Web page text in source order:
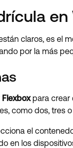
claros, es el
por la más
Flexboxpara crear
como dos,
el
en los